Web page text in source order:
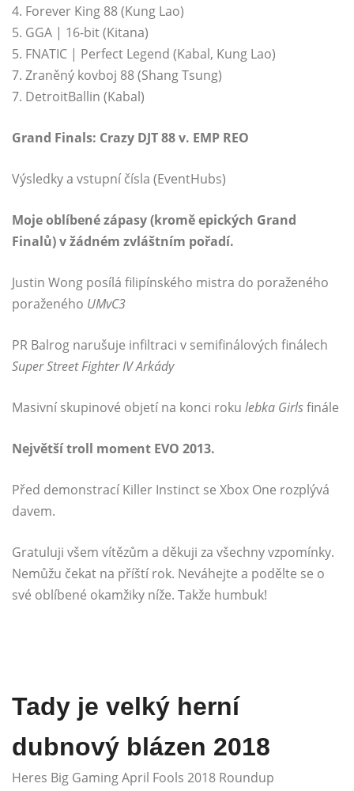
4. Forever King 88 (Kung Lao)
5. GGA | 16-bit (Kitana)
5. FNATIC | Perfect Legend (Kabal, Kung Lao)
7. Zraněný kovboj 88 (Shang Tsung)
7. DetroitBallin (Kabal)
Grand Finals: Crazy DJT 88 v. EMP REO
Výsledky a vstupní čísla (EventHubs)
Moje oblíbené zápasy (kromě epických Grand
Finalů) v žádném zvláštním pořadí.
Justin Wong posílá filipínského mistra do poraženého
poraženého UMvC3
PR Balrog narušuje infiltraci v semifinálových finálech
Super Street Fighter IVArkády
Masivní skupinové objetí na konci roku lebka Girlsfinále
Největší troll moment EVO 2013.
Před demonstrací Killer Instinct se Xbox One rozplývá
davem.
Gratuluji všem vítězům a děkuji za všechny vzpomínky.
Nemůžu čekat na příští rok. Neváhejte a podělte se o
své oblíbené okamžiky níže. Takže humbuk!
Tady je velký herní
dubnový blázen 2018
Heres Big Gaming April Fools 2018 Roundup